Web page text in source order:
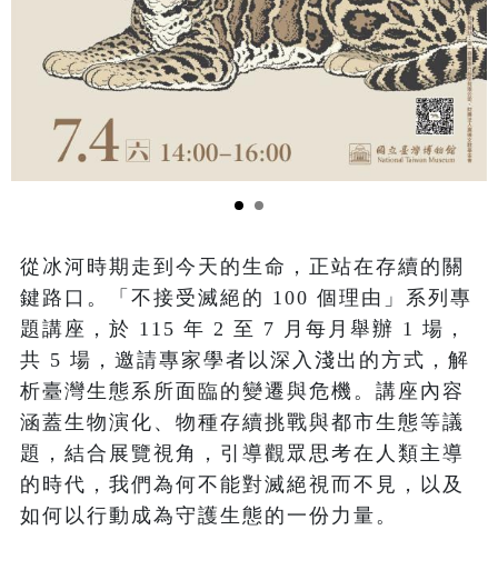
從冰河時期走到今天的生命，正站在存續的關
鍵路口。「不接受滅絕的 100 個理由」系列專
題講座，於 115 年 2 至 7 月每月舉辦 1 場，
共 5 場，邀請專家學者以深入淺出的方式，解
析臺灣生態系所面臨的變遷與危機。講座內容
涵蓋生物演化、物種存續挑戰與都市生態等議
題，結合展覽視角，引導觀眾思考在人類主導
的時代，我們為何不能對滅絕視而不見，以及
如何以行動成為守護生態的一份力量。